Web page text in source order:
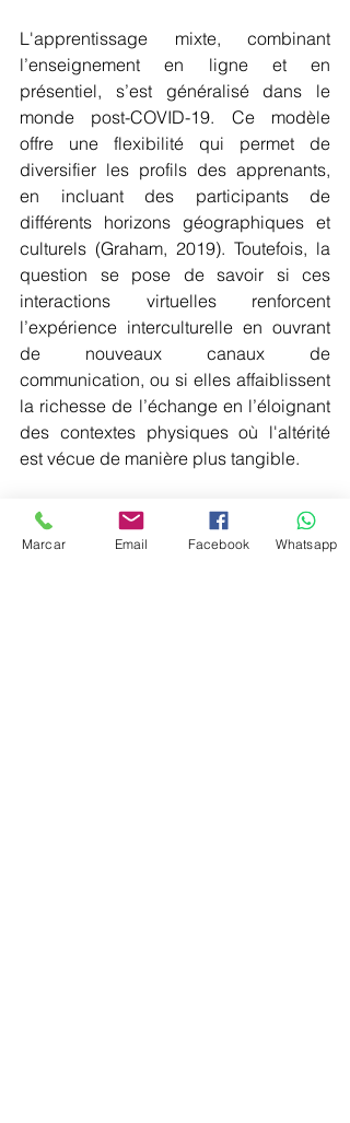
L'apprentissage mixte, combinant
l’enseignement en ligne et en
présentiel, s’est généralisé dans le
monde post-COVID-19. Ce modèle
offre une flexibilité qui permet de
diversifier les profils des apprenants,
en incluant des participants de
différents horizons géographiques et
culturels (Graham, 2019). Toutefois, la
question se pose de savoir si ces
interactions virtuelles renforcent
l’expérience interculturelle en ouvrant
de nouveaux canaux de
communication, ou si elles affaiblissent
la richesse de l’échange en l’éloignant
des contextes physiques où l'altérité
est vécue de manière plus tangible.
La Perception de l’Altérité
dans un Monde Globalisé
Marcar Email Facebook Whatsapp